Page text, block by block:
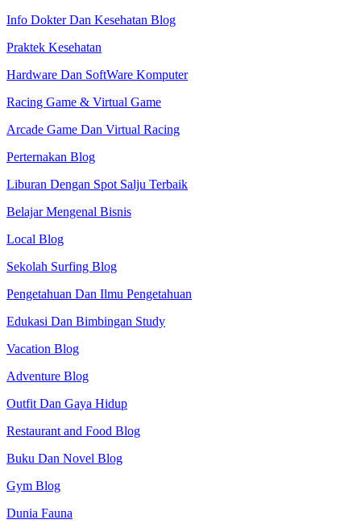
Info Dokter Dan Kesehatan Blog
Praktek Kesehatan
Hardware Dan SoftWare Komputer
Racing Game & Virtual Game
Arcade Game Dan Virtual Racing
Perternakan Blog
Liburan Dengan Spot Salju Terbaik
Belajar Mengenal Bisnis
Local Blog
Sekolah Surfing Blog
Pengetahuan Dan Ilmu Pengetahuan
Edukasi Dan Bimbingan Study
Vacation Blog
Adventure Blog
Outfit Dan Gaya Hidup
Restaurant and Food Blog
Buku Dan Novel Blog
Gym Blog
Dunia Fauna